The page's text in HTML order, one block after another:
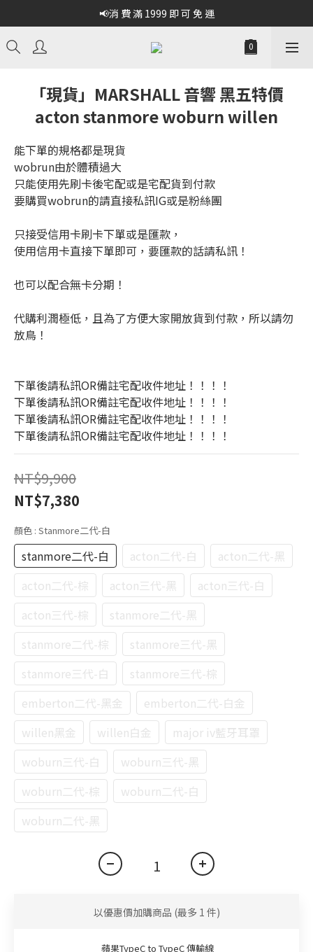
📢消 費 滿 1999 即 可 免 運
「現貨」MARSHALL 音響 黑五特價
acton stanmore woburn willen
能下單的規格都是現貨
wobrun由於體積過大
只能使用先刷卡後宅配或是宅配貨到付款
要購買wobrun的請直接私訊IG或是粉絲團
只接受信用卡刷卡下單或是匯款，
使用信用卡直接下單即可，要匯款的話請私訊！
也可以配合無卡分期！
代購利潤極低，且為了方便大家開放貨到付款，所以請勿
放鳥！
下單後請私訊OR備註宅配收件地址！！！！
下單後請私訊OR備註宅配收件地址！！！！
下單後請私訊OR備註宅配收件地址！！！！
下單後請私訊OR備註宅配收件地址！！！！
NT$9,900
NT$7,380
顏色 : Stanmore二代-白
stanmore二代-白 acton二代-白
acton二代-黑
acton二代-棕
acton三代-黑
acton三代-白
acton三代-棕
stanmore二代-黑
stanmore二代-棕
stanmore三代-黑
stanmore三代-白
stanmore三代-棕
emberton二代-黑金
emberton二代-白金
willen黑金
willen白金
major iv藍牙耳罩
woburn三代-白
woburn三代-黑
woburn二代-棕
woburn二代-白
woburn二代-黑
以優惠價加購商品 (最多 1 件)
蘋果TypeC to TypeC 傳輸線